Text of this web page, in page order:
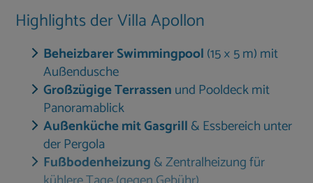
Highlights der Villa Apollon
Beheizbarer Swimmingpool(15 × 5 m) mit
Außendusche
Großzügige Terrassenund Pooldeck mit
Panoramablick
Außenküche mit Gasgrill& Essbereich unter
der Pergola
Fußbodenheizung& Zentralheizung für